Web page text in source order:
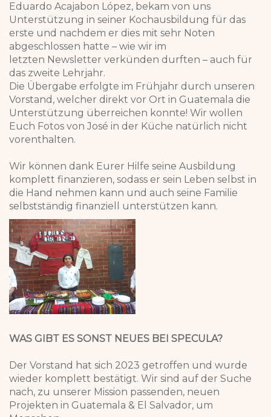
Eduardo Acajabon López, bekam von uns
Unterstützung in seiner Kochausbildung für das
erste und nachdem er dies mit sehr Noten
abgeschlossen hatte – wie wir im
letzten Newsletter verkünden durften – auch für
das zweite Lehrjahr.
Die Übergabe erfolgte im Frühjahr durch unseren
Vorstand, welcher direkt vor Ort in Guatemala die
Unterstützung überreichen konnte! Wir wollen
Euch Fotos von José in der Küche natürlich nicht
vorenthalten.
Wir können dank Eurer Hilfe seine Ausbildung
komplett finanzieren, sodass er sein Leben selbst in
die Hand nehmen kann und auch seine Familie
selbstständig finanziell unterstützen kann.
WAS GIBT ES SONST NEUES BEI SPECULA?
Der Vorstand hat sich 2023 getroffen und wurde
wieder komplett bestätigt. Wir sind auf der Suche
nach, zu unserer Mission passenden, neuen
Projekten in Guatemala & El Salvador, um